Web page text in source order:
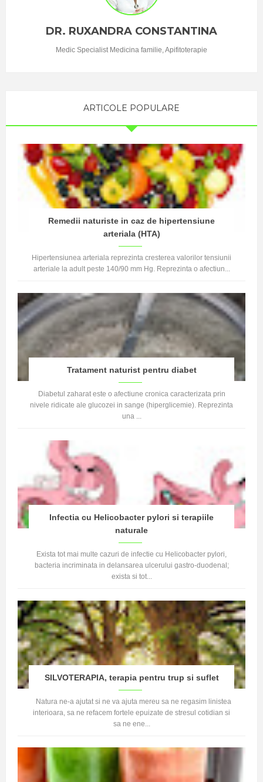
DR. RUXANDRA CONSTANTINA
Medic Specialist Medicina familie, Apifitoterapie
ARTICOLE POPULARE
Remedii naturiste in caz de hipertensiune
arteriala (HTA)
Hipertensiunea arteriala reprezinta cresterea valorilor tensiunii
arteriale la adult peste 140/90 mm Hg. Reprezinta o afectiun...
Tratament naturist pentru diabet
Diabetul zaharat este o afectiune cronica caracterizata prin
nivele ridicate ale glucozei in sange (hiperglicemie). Reprezinta
una ...
Infectia cu Helicobacter pylori si terapiile
naturale
Exista tot mai multe cazuri de infectie cu Helicobacter pylori,
bacteria incriminata in delansarea ulcerului gastro-duodenal;
exista si tot...
SILVOTERAPIA, terapia pentru trup si suflet
Natura ne-a ajutat si ne va ajuta mereu sa ne regasim linistea
interioara, sa ne refacem fortele epuizate de stresul cotidian si
sa ne ene...